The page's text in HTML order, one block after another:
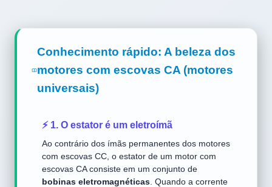
Conhecimento rápido: A beleza dos
motores com escovas CA (motores
universais)
⚡ 1. O estator é um eletroímã
Ao contrário dos ímãs permanentes dos motores
com escovas CC, o estator de um motor com
escovas CA consiste em um conjunto de
bobinas eletromagnéticas . Quando a corrente